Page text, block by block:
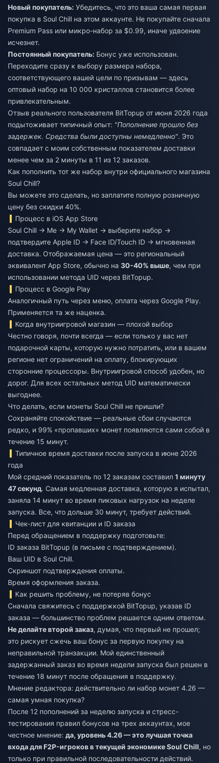
Новый покупатель: Убедитесь, что это ваша самая первая
покупка в Soul Chill на этом аккаунте. Не покупайте сначала
Premium Pass или микро-набор за $0.99, иначе удвоение
исчезнет.
Постоянный покупатель: Бонус уже использован.
Переходите сразу к выбору размера набора,
соответствующего вашей цели по призывам — здесь
оптовый набор на 10 000 кристаллов становится более
привлекательным.
Отзыв реального пользователя BitTopup от июня 2026 года
подытоживает типичный опыт: "Пополнение прошло без
задержек. Средства были доступны немедленно". Это
совпадает с моим собственным показателем доставки
менее чем за 2 минуты в 11 из 12 заказов.
Как пополнить тот же набор внутри официального магазина
Soul Chill?
Вы можете это сделать, но заплатите полную розничную
цену без скидки 40%.
Процесс в iOS App Store
Soul Chill → Me → My Wallet → выберите набор →
подтвердите Apple ID → Face ID/Touch ID → мгновенная
доставка. Отображаемая цена — это региональный
эквивалент App Store, обычно на 30-40% выше, чем при
использовании метода UID через BitTopup.
Процесс в Google Play
Аналогичный путь через меню, оплата через Google Play.
Применяется та же наценка.
Когда внутриигровой магазин — плохой выбор
Честно говоря, почти всегда — если только у вас нет
подарочной карты, которую нужно потратить, или в вашем
регионе нет ограничений на оплату, блокирующих
сторонние процессоры. Внутриигровой способ удобен, но
дорог. Для всех остальных метод UID математически
выгоднее.
Что делать, если монеты Soul Chill не пришли?
Сохраняйте спокойствие — реальные сбои случаются
редко, и 99% «пропавших» монет появляются сами собой в
течение 15 минут.
Типичное время доставки после запуска в июне 2026
года
Мой средний показатель по 12 заказам составил 1 минуту
47 секунд. Самая медленная доставка, которую я испытал,
заняла 14 минут во время пиковых нагрузок на неделе
запуска. Все, что дольше 30 минут, требует действий.
Чек-лист для квитанции и ID заказа
Перед обращением в поддержку подготовьте:
ID заказа BitTopup (в письме с подтверждением).
Ваш UID в Soul Chill.
Скриншот подтверждения оплаты.
Время оформления заказа.
Как решить проблему, не потеряв бонус
Сначала свяжитесь с поддержкой BitTopup, указав ID
заказа — большинство проблем решается одним ответом.
Не делайте второй заказ, думая, что первый не прошел;
это рискует сжечь ваш бонус за первую покупку на
неправильной транзакции. Мой единственный
задержанный заказ во время недели запуска был решен в
течение 18 минут после обращения в поддержку.
Мнение редактора: действительно ли набор монет 4.26 —
самая умная покупка?
После 12 пополнений за неделю запуска и стресс-
тестирования правил бонусов на трех аккаунтах, мое
честное мнение: да, уровень 4.26 — это лучшая точка
входа для F2P-игроков в текущей экономике Soul Chill, но
только при правильной последовательности действий.